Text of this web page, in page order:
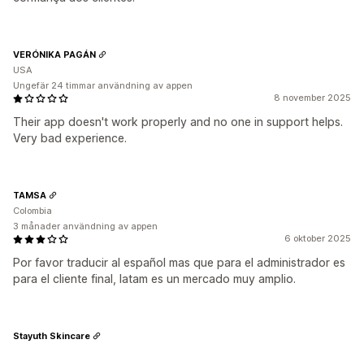
8 november 2025
Their app doesn't work properly and no one in support helps.
Very bad experience.
VERÓNIKA PAGÁN
USA
Ungefär 24 timmar användning av appen
6 oktober 2025
Por favor traducir al español mas que para el administrador es
para el cliente final, latam es un mercado muy amplio.
TAMSA
Colombia
3 månader användning av appen
Stayuth Skincare